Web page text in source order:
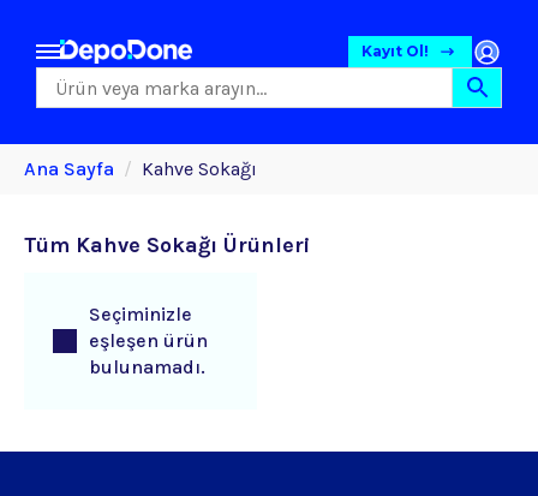
Kayıt Ol!
Ana Sayfa Kahve Sokağı
Tüm Kahve Sokağı Ürünleri
Seçiminizle
eşleşen ürün
bulunamadı.